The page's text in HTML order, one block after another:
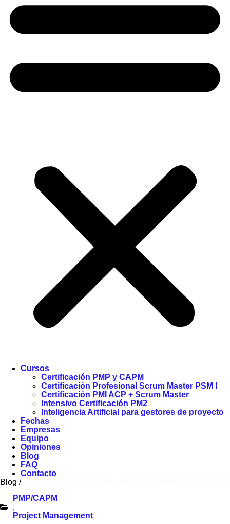
Cursos
Certificación PMP y CAPM
Certificación Profesional Scrum Master PSM I
Certificación PMI ACP + Scrum Master
Intensivo Certificación PM2
Inteligencia Artificial para gestores de proyecto
Fechas
Empresas
Equipo
Opiniones
Blog
FAQ
Contacto
Blog /
PMP/CAPM
,
Project Management